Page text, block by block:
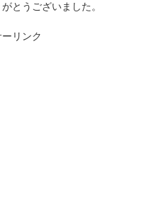
とうございました。
リンク